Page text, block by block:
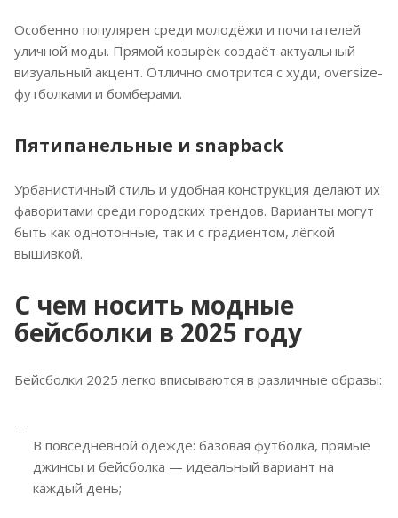
Особенно популярен среди молодёжи и почитателей
уличной моды. Прямой козырёк создаёт актуальный
визуальный акцент. Отлично смотрится с худи, oversize-
футболками и бомберами.
Пятипанельные и snapback
Урбанистичный стиль и удобная конструкция делают их
фаворитами среди городских трендов. Варианты могут
быть как однотонные, так и с градиентом, лёгкой
вышивкой.
С чем носить модные
бейсболки в 2025 году
Бейсболки 2025 легко вписываются в различные образы:
В повседневной одежде: базовая футболка, прямые
джинсы и бейсболка — идеальный вариант на
каждый день;